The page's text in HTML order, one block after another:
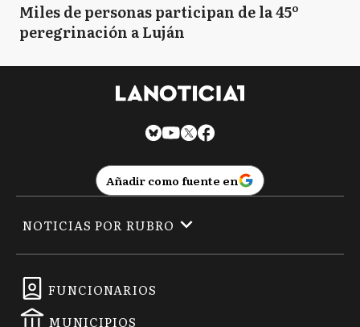
Miles de personas participan de la 45º
peregrinación a Luján
Añadir como fuente en
FUNCIONARIOS
MUNICIPIOS
NOTICIAS POR RUBRO